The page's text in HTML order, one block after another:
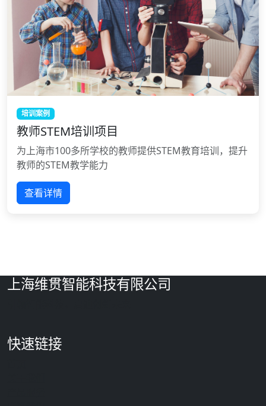
培训案例
教师STEM培训项目
为上海市100多所学校的教师提供STEM教育培训，提升
教师的STEM教学能力
查看详情
上海维贯智能科技有限公司
快速链接